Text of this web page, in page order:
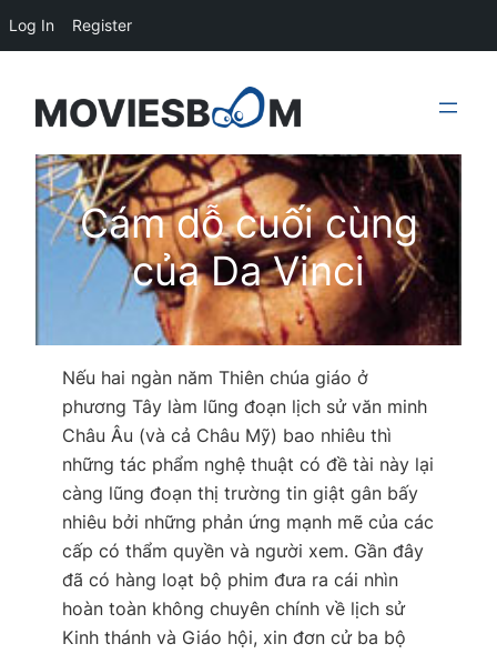
content
Cám dỗ cuối cùng
của Da Vinci
Nếu hai ngàn năm Thiên chúa giáo ở
phương Tây làm lũng đoạn lịch sử văn minh
Châu Âu (và cả Châu Mỹ) bao nhiêu thì
những tác phẩm nghệ thuật có đề tài này lại
càng lũng đoạn thị trường tin giật gân bấy
nhiêu bởi những phản ứng mạnh mẽ của các
cấp có thẩm quyền và người xem. Gần đây
đã có hàng loạt bộ phim đưa ra cái nhìn
hoàn toàn không chuyên chính về lịch sử
Kinh thánh và Giáo hội, xin đơn cử ba bộ
Log In Register